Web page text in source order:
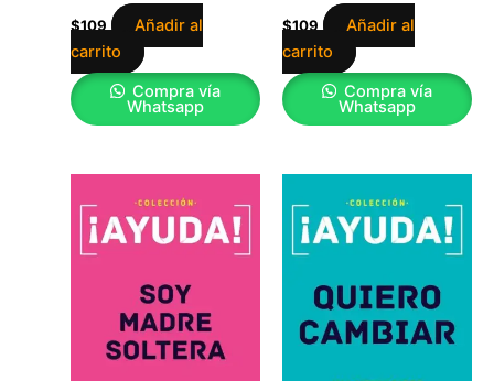
$109
Añadir al
carrito
Compra vía
Whatsapp
$109
Añadir al
carrito
Compra vía
Whatsapp